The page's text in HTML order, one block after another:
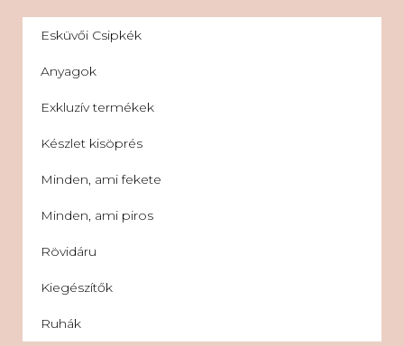
Esküvői Csipkék
Anyagok
Exkluzív termékek
Készlet kisöprés
Minden, ami fekete
Minden, ami piros
Rövidáru
Kiegészítők
Ruhák